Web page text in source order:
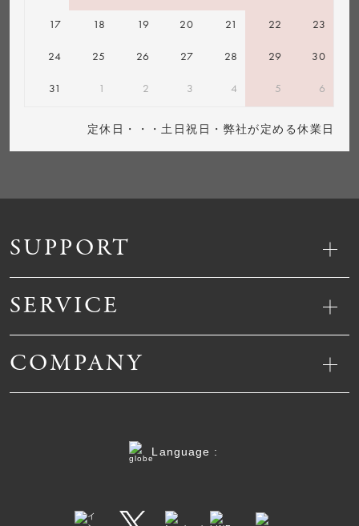
SUPPORT
SERVICE
COMPANY
Language :
17 18 19 20 21 22 23
24 25 26 27 28 29 30
31 1 2 3 4 5 6
定休日・・・土日祝日・弊社が定める休業日